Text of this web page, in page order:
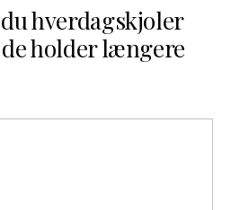
hverdagskjoler
holder længere